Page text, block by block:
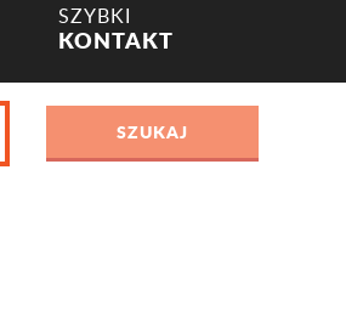
SZYBKI
KONTAKT